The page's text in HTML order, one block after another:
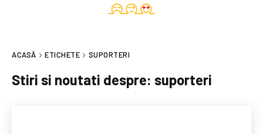
ACASĂ ETICHETE SUPORTERI
Stiri si noutati despre: suporteri